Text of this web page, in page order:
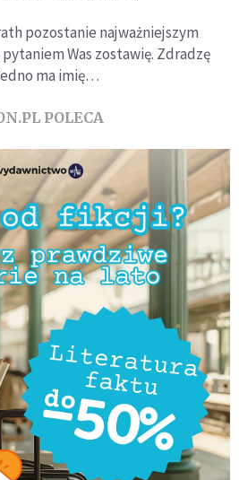
pozostanie najważniejszym
Was zostawię. Zdradzę
ma imię…
POLECA